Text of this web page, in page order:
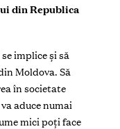
din Republica
implice și să
Moldova. Să
în societate
aduce numai
mici poți face